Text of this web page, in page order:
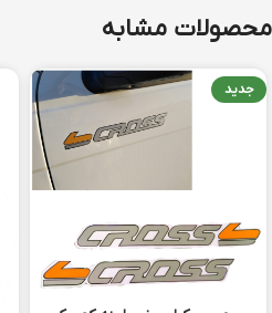
محصولات مشابه
جدید